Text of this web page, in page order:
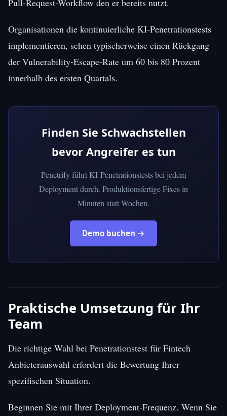
Organisationen die kontinuierliche KI-Penetrationstests
implementieren, sehen typischerweise einen Rückgang
der Vulnerability-Escape-Rate um 60 bis 80 Prozent
innerhalb des ersten Quartals.
Finden Sie Schwachstellen
bevor Angreifer es tun
Penetrify führt KI-Penetrationstests bei jedem
Deployment durch. Produktionsfertige Fixes in
Minuten statt Wochen.
Demo buchen →
Praktische Umsetzung für Ihr
Team
Die richtige Wahl bei Penetrationstest für Fintech
Anbieterauswahl erfordert die Bewertung Ihrer
spezifischen Situation.
Beginnen Sie mit Ihrer Deployment-Frequenz. Wenn Sie